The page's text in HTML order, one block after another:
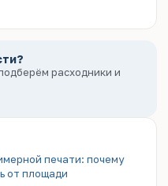
расходники и
печати: почему
от площади